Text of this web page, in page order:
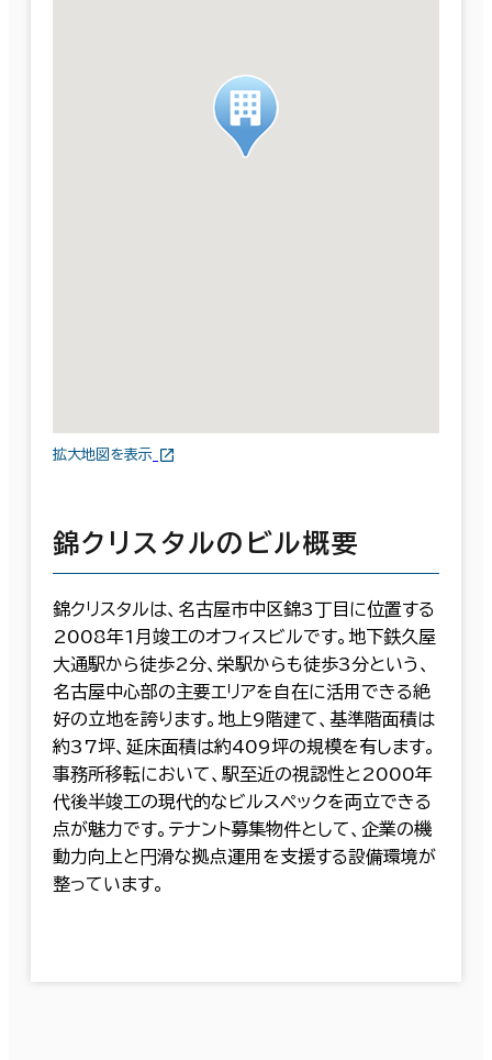
拡大地図を表示
錦クリスタルのビル概要
錦クリスタルは、名古屋市中区錦3丁目に位置する
2008年1月竣工のオフィスビルです。地下鉄久屋
大通駅から徒歩2分、栄駅からも徒歩3分という、
名古屋中心部の主要エリアを自在に活用できる絶
好の立地を誇ります。地上9階建て、基準階面積は
約37坪、延床面積は約409坪の規模を有します。
事務所移転において、駅至近の視認性と2000年
代後半竣工の現代的なビルスペックを両立できる
点が魅力です。テナント募集物件として、企業の機
動力向上と円滑な拠点運用を支援する設備環境が
整っています。